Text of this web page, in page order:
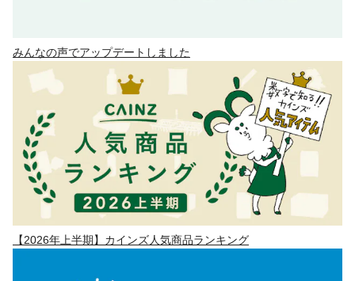
みんなの声でアップデートしました
【2026年上半期】カインズ人気商品ランキング